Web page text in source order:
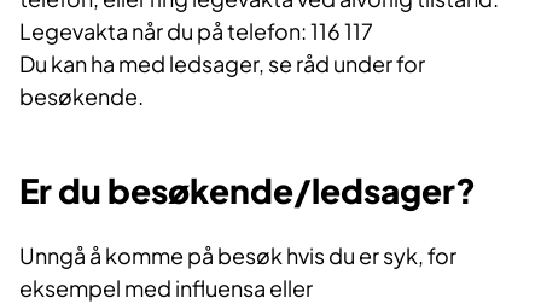
Legevakta når du på telefon: 116 117
Du kan ha med ledsager, se råd under for
besøkende.
Er du besøkende/ledsager​?
Unngå å komme på besøk hvis du er syk, for
eksempel med influensa eller